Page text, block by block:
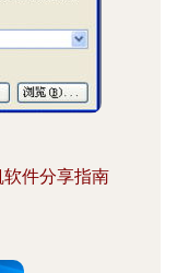
件分享指南